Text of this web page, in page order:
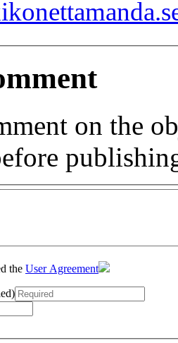
on the
the User Agreement